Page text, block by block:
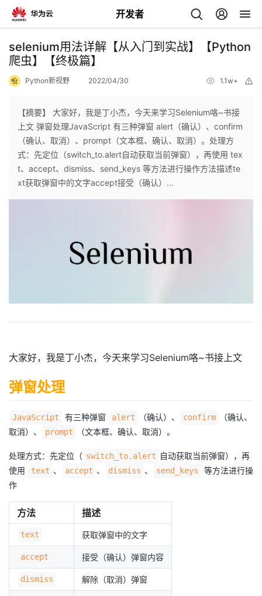
开发者
返
回
个
人
主
我
的
客
论
的
子
我
直
的
动
我
关
注
我
的
开
发
我
的
Programs
我
的
selenium用法详解【从入门到实战】【Python
爬虫】【终极篇】
Python新视野 2022/04/30 1.1w+
【摘要】 大家好，我是丁小杰，今天来学习Selenium咯~书接
上文 弹窗处理JavaScript 有三种弹窗 alert（确认）、confirm
（确认、取消）、prompt（文本框、确认、取消）。处理方
式：先定位（switch_to.alert自动获取当前弹窗），再使用 tex
t、accept、dismiss、send_keys 等方法进行操作方法描述te
xt获取弹窗中的文字accept接受（确认）...
大家好，我是丁小杰，今天来学习Selenium咯~书接上文
弹窗处理
JavaScript 有三种弹窗 alert （确认）、 confirm
（确认、
取消）、
prompt （文本框、确认、取消）。
处理方式：先定位（ switch_to.alert 自动获取当前弹窗），再
使用
text 、 accept 、 dismiss 、 send_keys
等方法进行操
作
方法 描述
text 获取弹窗中的文字
accept 接受（确认）弹窗内容
dismiss 解除（取消）弹窗